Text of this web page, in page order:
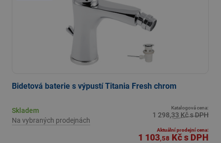
Bidetová baterie s výpustí Titania Fresh chrom
Skladem
Na vybraných prodejnách
Katalogová cena:
1 298,33 Kč s DPH
Aktuální prodejní cena:
1 103,58 Kčs DPH